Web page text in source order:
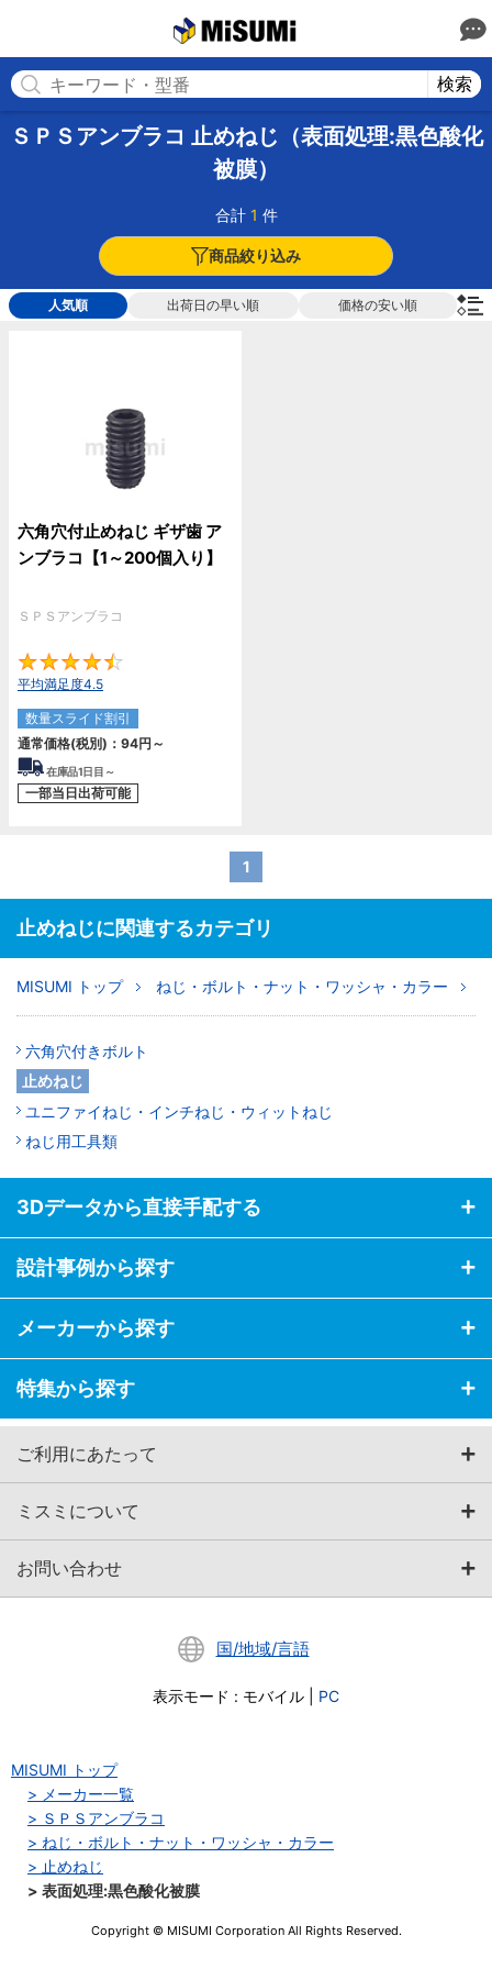
検索
ＳＰＳアンブラコ 止めねじ（表面処理:黒色酸化
被膜）
合計 1 件
商品絞り込み
人気順 出荷日の早い順 価格の安い順
六角穴付止めねじ ギザ歯 ア
ンブラコ【1～200個入り】
ＳＰＳアンブラコ
平均満足度4.5
数量スライド割引
通常価格(税別)： 94円 ～
在庫品1日目～
一部当日出荷可能
1
止めねじに関連するカテゴリ
MISUMI トップ ねじ・ボルト・ナット・ワッシャ・カラー
六角穴付きボルト
止めねじ
ユニファイねじ・インチねじ・ウィットねじ
ねじ用工具類
3Dデータから直接手配する
設計事例から探す
メーカーから探す
特集から探す
ご利用にあたって
ミスミについて
お問い合わせ
国/地域/言語
表示モード : モバイル PC
MISUMI トップ
メーカー一覧
ＳＰＳアンブラコ
ねじ・ボルト・ナット・ワッシャ・カラー
止めねじ
表面処理:黒色酸化被膜
Copyright © MISUMI Corporation All Rights Reserved.